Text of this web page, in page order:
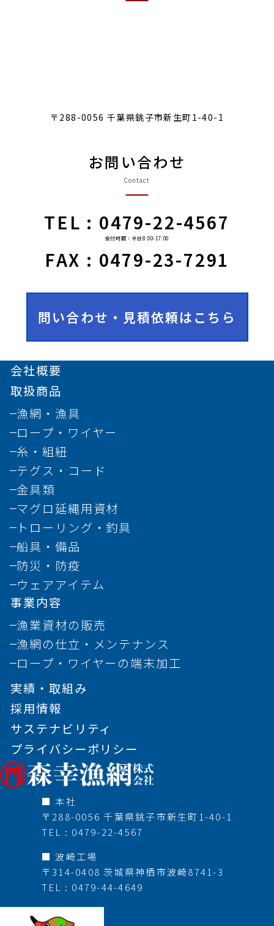
〒288-0056 千葉県銚子市新生町1-40-1
お問い合わせ
Contact
TEL : 0479-22-4567
受付時間：平日8:00-17:00
FAX : 0479-23-7291
問い合わせ・見積依頼はこちら
■ 本社
〒288-0056 千葉県銚子市新生町1-40-1
TEL : 0479-22-4567
■ 波崎工場
〒314-0408 茨城県神栖市波崎8741-3
TEL : 0479-44-4649
会社概要
取扱商品
漁網・漁具
ロープ・ワイヤー
糸・組紐
テグス・コード
金具類
マグロ延縄用資材
トローリング・釣具
船具・備品
防災・防疫
ウェアアイテム
事業内容
漁業資材の販売
漁網の仕立・メンテナンス
ロープ・ワイヤーの端末加工
実績・取組み
採用情報
サステナビリティ
プライバシーポリシー